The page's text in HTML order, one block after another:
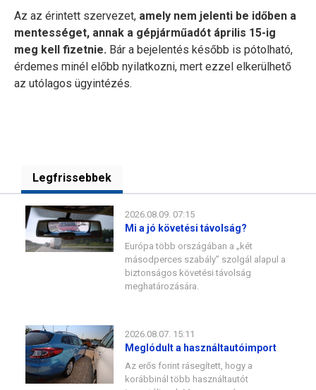
Az az érintett szervezet, amely nem jelenti be időben a
mentességet, annak a gépjárműadót április 15-ig
meg kell fizetnie. Bár a bejelentés később is pótolható,
érdemes minél előbb nyilatkozni, mert ezzel elkerülhető
az utólagos ügyintézés.
Legfrissebbek
2026.08.09. 07:15
Mi a jó követési távolság?
Európa több országában a „két
másodperces szabály” szolgál alapul a
biztonságos követési távolság
meghatározására.
2026.08.07. 15:11
Meglódult a használtautóimport
Az erős forint rásegített, hogy a
korábbinál több használtautót